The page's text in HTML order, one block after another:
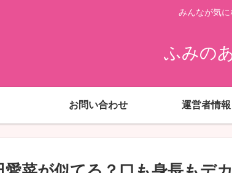
みんなが気に
ふみの
お問い合わせ 運営者情報